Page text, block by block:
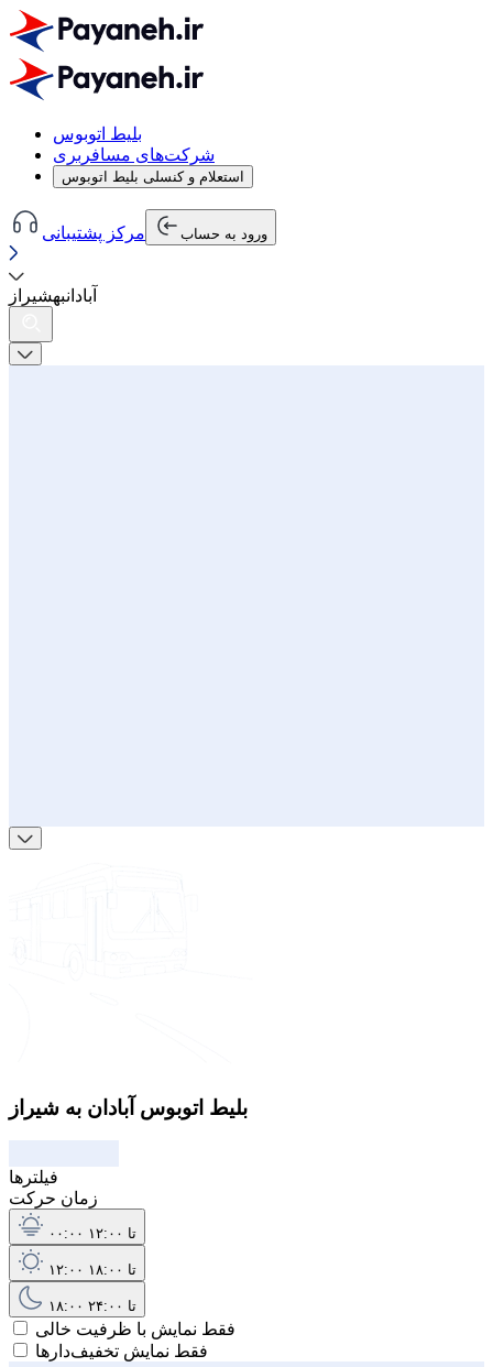
بلیط اتوبوس
شرکت‌های مسافربری
استعلام و کنسلی بلیط اتوبوس
مرکز پشتیبانی ورود به حساب
آبادانبهشیراز
بلیط اتوبوس آبادان به شیراز
فیلترها
زمان حرکت
۰۰:۰۰ تا ۱۲:۰۰
۱۲:۰۰ تا ۱۸:۰۰
۱۸:۰۰ تا ۲۴:۰۰
فقط نمایش با ظرفیت خالی
فقط نمایش تخفیف‌دارها